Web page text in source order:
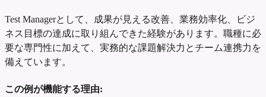
Test Managerとして、成果が見える改善、業務効率化、ビジ
ネス目標の達成に取り組んできた経験があります。職種に必
要な専門性に加えて、実務的な課題解決力とチーム連携力を
備えています。
この例が機能する理由: